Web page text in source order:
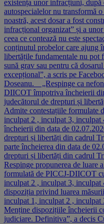
existența unor infracțiuni, după
autospecialelor nu transformă
noastră, acest dosar a fost
infracțional organizat” și a
ceea ce contează nu este
conținutul probelor care
libertățile fundamentale nu pot
sună grav sau pentru că
excepțional”, a scris pe
Doseanu. „Respinge ca
DIICOT împotriva încheierii
judecătorul de drepturi și
Admite contestațiile formulate
inculpat 2 , inculpat 3,
încheierii din data de
drepturi și libertăți din cadrul
parte încheierea din data de
drepturi și libertăți din cadrul
Respinge propunerea de luare
formulată de PICCJ-DIICOT
inculpat 2 , inculpat 3,
dispoziția privind luarea
inculpat 1, inculpat 2 ,
Menține dispozițiile încheierii
judiciare. Definitiva”, a decis